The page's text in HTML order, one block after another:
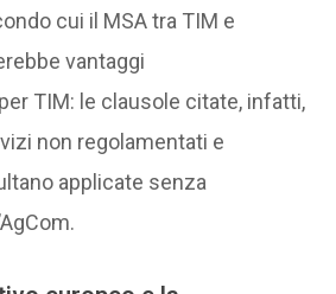
cui il MSA tra TIM e
vantaggi
TIM: le clausole citate, infatti,
non regolamentati e
applicate senza